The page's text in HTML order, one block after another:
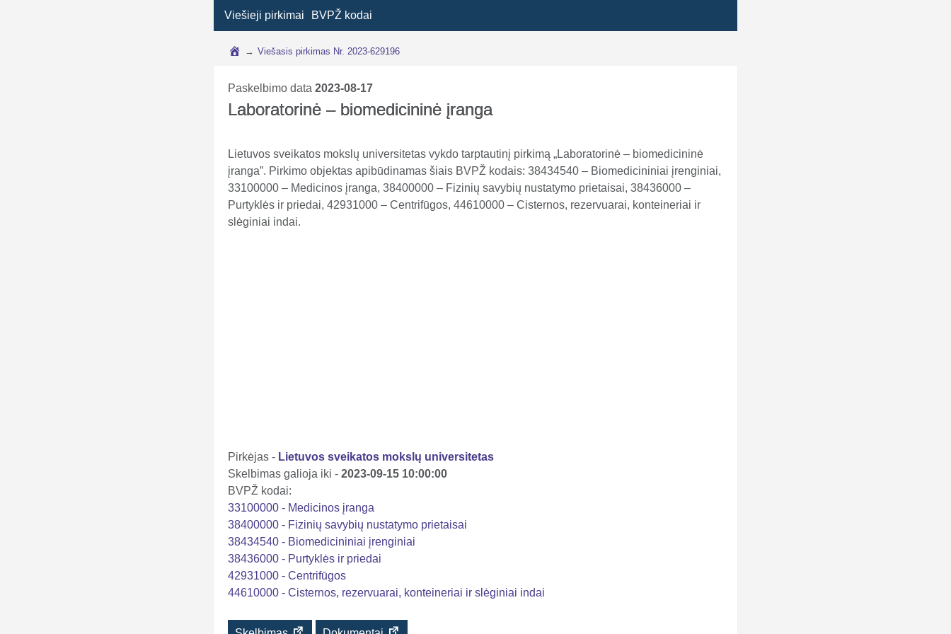
Viešieji pirkimai BVPŽ kodai
→ Viešasis pirkimas Nr. 2023-629196
Paskelbimo data2023-08-17
Laboratorinė – biomedicininė įranga
Lietuvos sveikatos mokslų universitetas vykdo tarptautinį pirkimą „Laboratorinė – biomedicininė
įranga”. Pirkimo objektas apibūdinamas šiais BVPŽ kodais: 38434540 – Biomedicininiai įrenginiai,
33100000 – Medicinos įranga, 38400000 – Fizinių savybių nustatymo prietaisai, 38436000 –
Purtyklės ir priedai, 42931000 – Centrifūgos, 44610000 – Cisternos, rezervuarai, konteineriai ir
slėginiai indai.
Pirkėjas - Lietuvos sveikatos mokslų universitetas
Skelbimas galioja iki -2023-09-15 10:00:00
BVPŽ kodai:
33100000 - Medicinos įranga
38400000 - Fizinių savybių nustatymo prietaisai
38434540 - Biomedicininiai įrenginiai
38436000 - Purtyklės ir priedai
42931000 - Centrifūgos
44610000 - Cisternos, rezervuarai, konteineriai ir slėginiai indai